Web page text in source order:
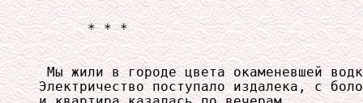
      * * *
Мы жили в городе цвета окаменевшей
Электричество поступало издалека, с